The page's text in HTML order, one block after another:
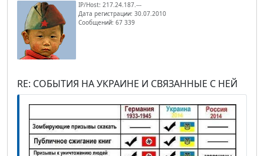
IP/Host: 217.24.187.---
Дата регистрации: 30.07.2010
Сообщений: 67 339
RE: СОБЫТИЯ НА УКРАИНЕ И СВЯЗАННЫЕ С НЕЙ